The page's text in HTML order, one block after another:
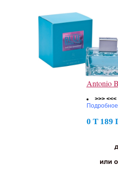
Antonio
>>> <<<
0 Т 189